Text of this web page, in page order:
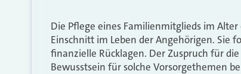
Die Pflege eines Familienmitglieds im
Einschnitt im Leben der Angehörigen. Sie
finanzielle Rücklagen. Der Zuspruch für
Bewusstsein für solche Vorsorgethemen